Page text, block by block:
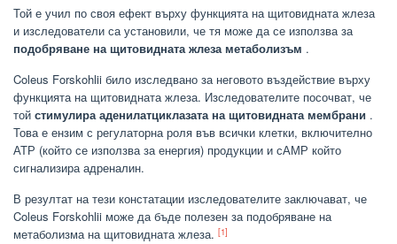
Той е учил по своя ефект върху функцията на щитовидната жлеза
и изследователи са установили, че тя може да се използва за
подобряване на щитовидната жлеза метаболизъм .
Coleus Forskohlii било изследвано за неговото въздействие върху
функцията на щитовидната жлеза. Изследователите посочват, че
той стимулира аденилатциклазата на щитовидната мембрани .
Това е ензим с регулаторна роля във всички клетки, включително
АТР (който се използва за енергия) продукции и сАМР който
сигнализира адреналин.
В резултат на тези констатации изследователите заключават, че
Coleus Forskohlii може да бъде полезен за подобряване на
метаболизма на щитовидната жлеза. [1]